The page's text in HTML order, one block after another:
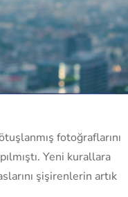
fotoğraflarını
Yeni kurallara
şişirenlerin artık